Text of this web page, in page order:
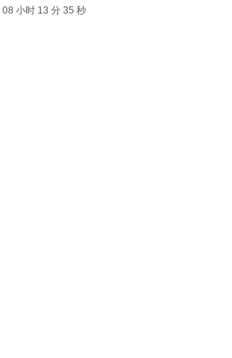
08 小时 13 分 35 秒